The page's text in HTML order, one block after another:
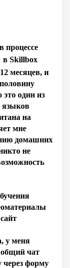
процессе
в Skillbox
месяцев, и
один из
языков
на
мне
домашних
не
у меня
общий чат
через форму